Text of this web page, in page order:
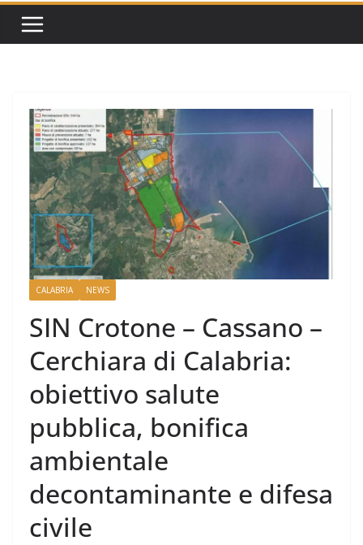
CALABRIA NEWS
SIN Crotone – Cassano –
Cerchiara di Calabria:
obiettivo salute
pubblica, bonifica
ambientale
decontaminante e difesa
civile